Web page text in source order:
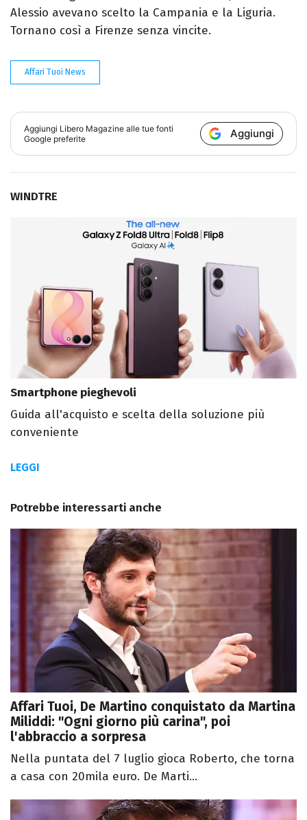
Alessio avevano scelto la Campania e la Liguria.
Tornano così a Firenze senza vincite.
Affari Tuoi News
Aggiungi Libero Magazine alle tue fonti
Google preferite
Aggiungi
WINDTRE
Smartphone pieghevoli
Guida all'acquisto e scelta della soluzione più
conveniente
LEGGI
Potrebbe interessarti anche
Affari Tuoi, De Martino conquistato da Martina
Miliddi: "Ogni giorno più carina", poi
l'abbraccio a sorpresa
Nella puntata del 7 luglio gioca Roberto, che torna
a casa con 20mila euro. De Marti...